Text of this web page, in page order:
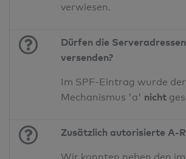
verwiesen.
Dürfen die
versenden?
Im SPF-Eintrag wurde der
Mechanismus 'a' nicht
Zusätzlich autorisierte A-